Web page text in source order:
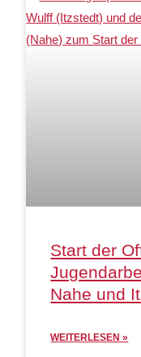
Start der
Nahe und
WEITERLESEN »